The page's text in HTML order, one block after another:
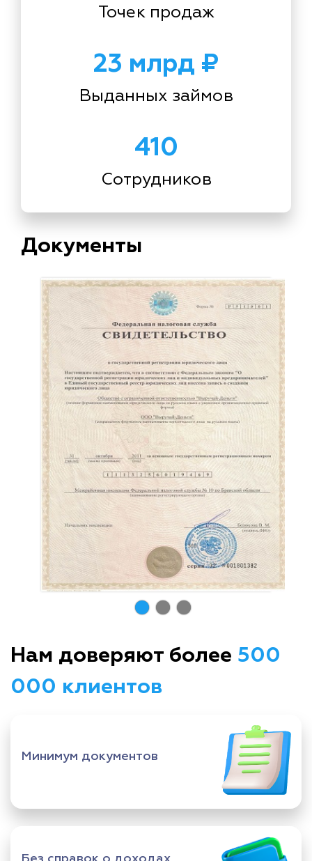
Точек продаж
23 млрд ₽
Выданных займов
410
Сотрудников
Документы
Нам доверяют более 500
000 клиентов
Минимум документов